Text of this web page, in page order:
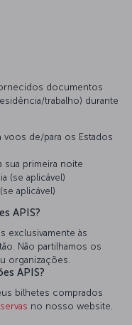
documentos
trabalho) durante
voos de/para os Estados
sua primeira noite
(se aplicável)
aplicável)
APIS?
exclusivamente às
Não partilhamos os
organizações.
APIS?
bilhetes comprados
no nosso website.